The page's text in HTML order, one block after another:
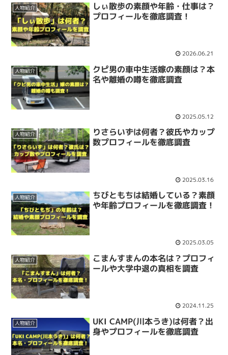
人物紹介
しぃ散歩の素顔や年齢・仕事は？
プロフィールを徹底調査！
2026.06.21
人物紹介
クピ男の車中生活嫁の素顔は？本
名や離婚の噂を徹底調査
2025.05.12
人物紹介
りさらいずは何者？彼氏やカップ
数プロフィールを徹底調査
2025.03.16
人物紹介
ちびともちは結婚している？素顔
や年齢プロフィールを徹底調査！
2025.03.05
人物紹介
こまんすまんの本名は？プロフィ
ールや大学中退の真相を調査
2024.11.25
人物紹介
UKI CAMP(川本うき)は何者？出
身やプロフィールを徹底調査